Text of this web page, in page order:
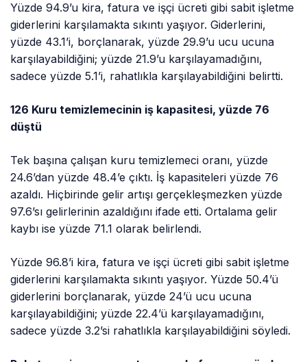
Yüzde 94.9’u kira, fatura ve işçi ücreti gibi sabit işletme
giderlerini karşılamakta sıkıntı yaşıyor. Giderlerini,
yüzde 43.1’i, borçlanarak, yüzde 29.9’u ucu ucuna
karşılayabildiğini; yüzde 21.9’u karşılayamadığını,
sadece yüzde 5.1’i, rahatlıkla karşılayabildiğini belirtti.
126 Kuru temizlemecinin iş kapasitesi, yüzde 76
düştü
Tek başına çalışan kuru temizlemeci oranı, yüzde
24.6’dan yüzde 48.4’e çıktı. İş kapasiteleri yüzde 76
azaldı. Hiçbirinde gelir artışı gerçekleşmezken yüzde
97.6’sı gelirlerinin azaldığını ifade etti. Ortalama gelir
kaybı ise yüzde 71.1 olarak belirlendi.
Yüzde 96.8’i kira, fatura ve işçi ücreti gibi sabit işletme
giderlerini karşılamakta sıkıntı yaşıyor. Yüzde 50.4’ü
giderlerini borçlanarak, yüzde 24’ü ucu ucuna
karşılayabildiğini; yüzde 22.4’ü karşılayamadığını,
sadece yüzde 3.2’si rahatlıkla karşılayabildiğini söyledi.